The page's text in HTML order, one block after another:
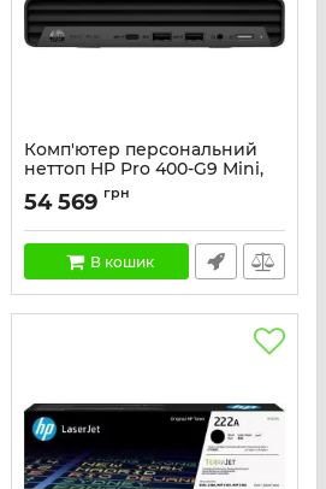
Комп'ютер персональний
неттоп HP Pro 400-G9 Mini,
Intel i3-13100T, 8GB, F512GB,
UMA, WiFi, кл+м, 3р, Win11P
Артикул: 884V0EA
54 569 грн
В кошик